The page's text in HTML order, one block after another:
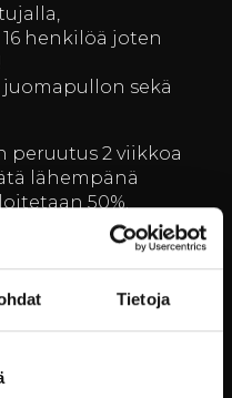
Tietoja
henkilöä joten
sekä
peruutus 2 viikkoa
lähempänä
50%.